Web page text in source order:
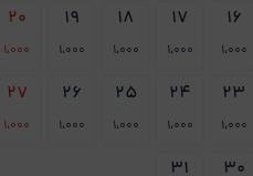
16
1،000
17
1،000
18
1،000
19
1،000
20
1،000
23
1،000
24
1،000
25
1،000
26
1،000
27
1،000
30
31